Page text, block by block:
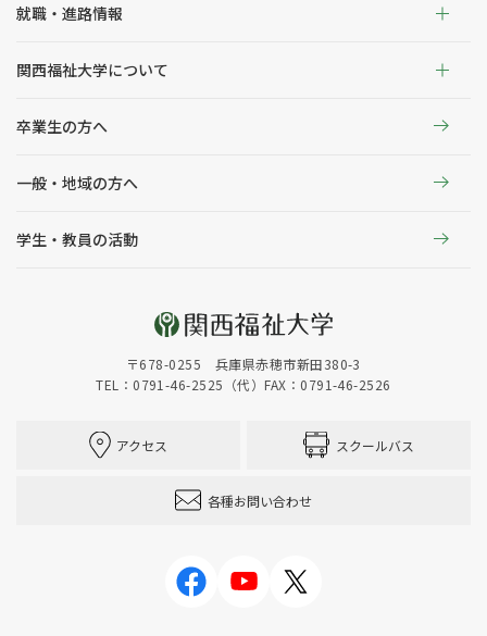
就職・進路情報
関西福祉大学について
卒業生の方へ
一般・地域の方へ
学生・教員の活動
〒678-0255 兵庫県赤穂市新田380-3
TEL：0791-46-2525（代）FAX：0791-46-2526
アクセス スクールバス
各種お問い合わせ